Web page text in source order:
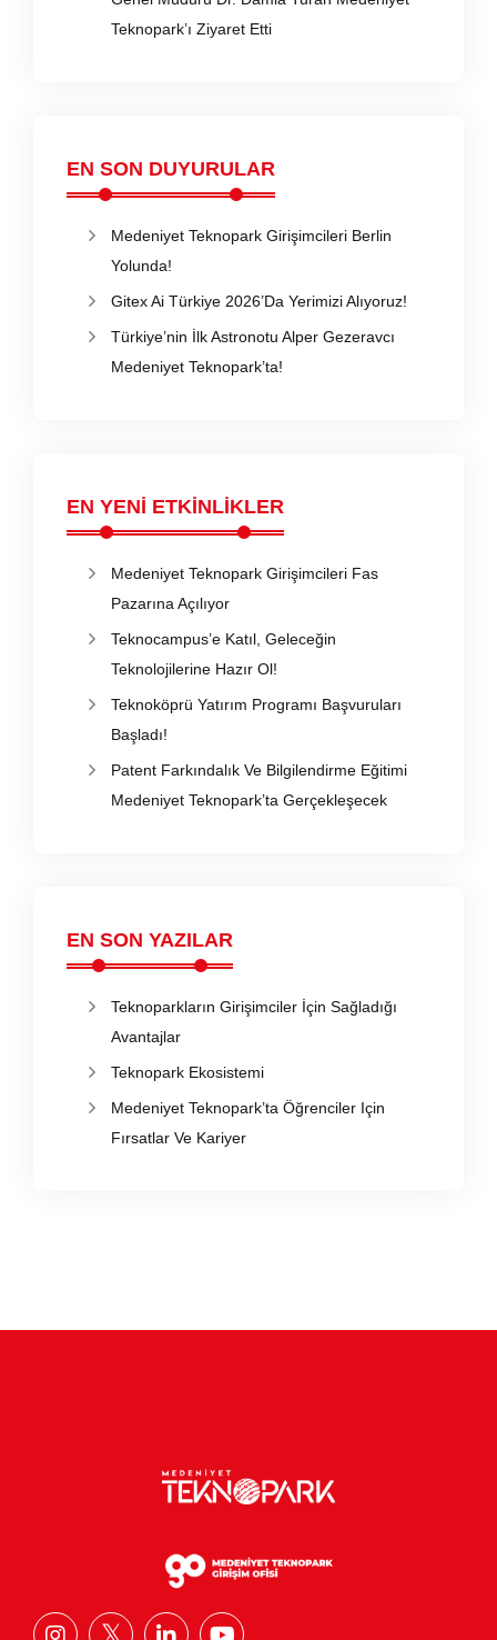
Teknopark’ı Ziyaret Etti
EN SON DUYURULAR
Medeniyet Teknopark Girişimcileri Berlin
Yolunda!
Gitex Ai Türkiye 2026’Da Yerimizi Alıyoruz!
Türkiye’nin İlk Astronotu Alper Gezeravcı
Medeniyet Teknopark’ta!
EN YENİ ETKİNLİKLER
Medeniyet Teknopark Girişimcileri Fas
Pazarına Açılıyor
Teknocampus’e Katıl, Geleceğin
Teknolojilerine Hazır Ol!
Teknoköprü Yatırım Programı Başvuruları
Başladı!
Patent Farkındalık Ve Bilgilendirme Eğitimi
Medeniyet Teknopark’ta Gerçekleşecek
EN SON YAZILAR
Teknoparkların Girişimciler İçin Sağladığı
Avantajlar
Teknopark Ekosistemi
Medeniyet Teknopark’ta Öğrenciler Için
Fırsatlar Ve Kariyer